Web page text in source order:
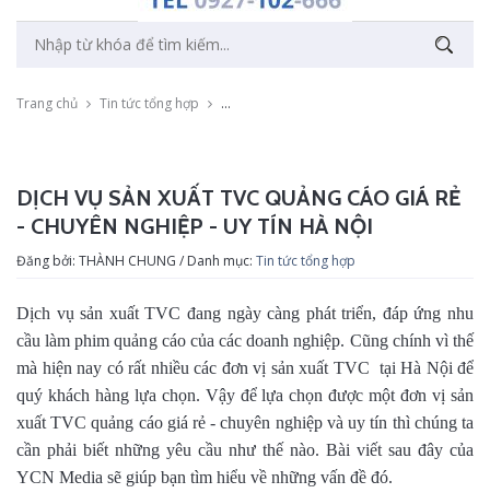
Trang chủ Tin tức tổng hợp Dịch vụ sản xuất TVC quảng cáo giá rẻ -
DỊCH VỤ SẢN XUẤT TVC QUẢNG CÁO GIÁ RẺ
- CHUYÊN NGHIỆP - UY TÍN HÀ NỘI
Đăng bởi: THÀNH CHUNG / Danh mục: Tin tức tổng hợp
Dịch vụ sản xuất TVC đang ngày càng phát triển, đáp ứng nhu
cầu làm phim quảng cáo của các doanh nghiệp. Cũng chính vì thế
mà hiện nay có rất nhiều các đơn vị sản xuất TVC tại Hà Nội để
quý khách hàng lựa chọn. Vậy để lựa chọn được một đơn vị sản
xuất TVC quảng cáo giá rẻ - chuyên nghiệp và uy tín thì chúng ta
cần phải biết những yêu cầu như thế nào. Bài viết sau đây của
YCN Media sẽ giúp bạn tìm hiểu về những vấn đề đó.